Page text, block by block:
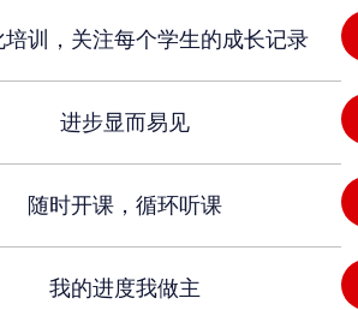
培训，关注每个学生的成长记录
进步显而易见
随时开课，循环听课
我的进度我做主